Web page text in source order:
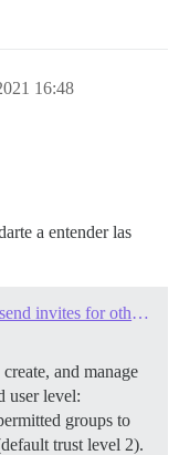
16:48
a entender las
Configuring how users can create and send invites for others to join your community
and manage
user level:
groups to
trust level 2).